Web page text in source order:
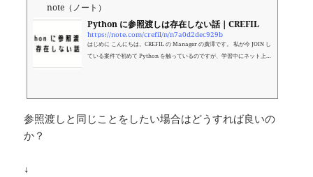
note（ノート）
Python に参照渡しは存在しない話｜CREFIL
https://note.com/crefil/n/n7a0d2dec929b
はじめに こんにちは。CREFIL の Manager の廣澤です。 私が今 JOIN し
ている案件で初めて Python を触っているのですが、学習中にネット上
す。 どういう主張かと言えば、以下のように主張しているのです。 関数
の引数に渡すのがイミュータブルな型（i...
参照渡しと同じことをしたい場合はどうすれば良いの
か？
↓